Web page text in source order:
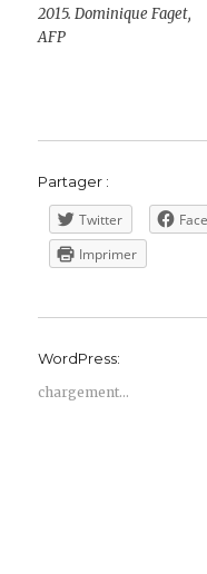
2015. Dominique Faget,
AFP
Partager :
Twitter
Imprimer
WordPress:
chargement…